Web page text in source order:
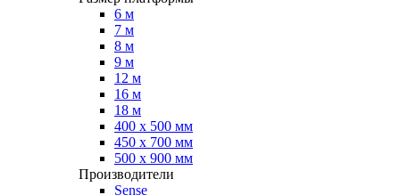
6 м
7 м
8 м
9 м
12 м
16 м
18 м
400 х 500 мм
450 х 700 мм
500 х 900 мм
Производители
Sense